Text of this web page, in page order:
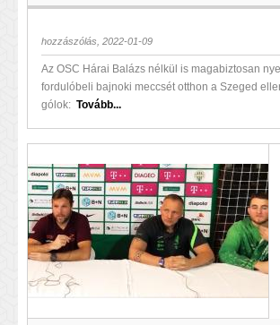
hozzászólás, 2022-01-09
Az OSC Hárai Balázs nélkül is magabiztosan
fordulóbeli bajnoki meccsét otthon a Szeged
gólok: Tovább...